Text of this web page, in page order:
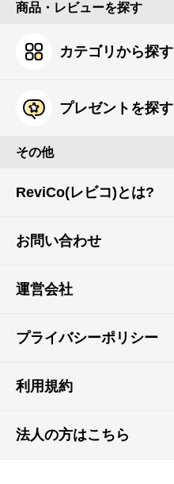
商品・レビューを探す
カテゴリから探す
プレゼントを探す
その他
ReviCo(レビコ)とは?
お問い合わせ
運営会社
プライバシーポリシー
利用規約
法人の方はこちら